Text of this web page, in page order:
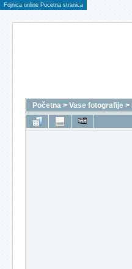
Fojnica online Pocetna stranica
Početna > Vase fotografije >